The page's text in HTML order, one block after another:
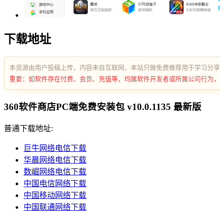
下载地址
本资源由用户投稿上传，内容来自互联网，本站只做免费推荐用于学习分
重要：如软件存在付费、会员、充值等，均属软件开发者或所属公司行为
360软件商店PC端免费安装包 v10.0.1135 最新版
普通下载地址:
巨牛网络电信下载
华晨网络电信下载
数崛网络电信下载
中国电信网络下载
中国移动网络下载
中国联通网络下载